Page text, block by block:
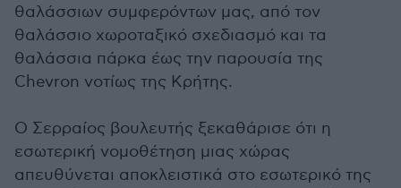
θαλάσσιων συμφερόντων μας, από τον
θαλάσσιο χωροταξικό σχεδιασμό και τα
θαλάσσια πάρκα έως την παρουσία της
Chevron νοτίως της Κρήτης.
Ο Σερραίος βουλευτής ξεκαθάρισε ότι η
εσωτερική νομοθέτηση μιας χώρας
απευθύνεται αποκλειστικά στο εσωτερικό της